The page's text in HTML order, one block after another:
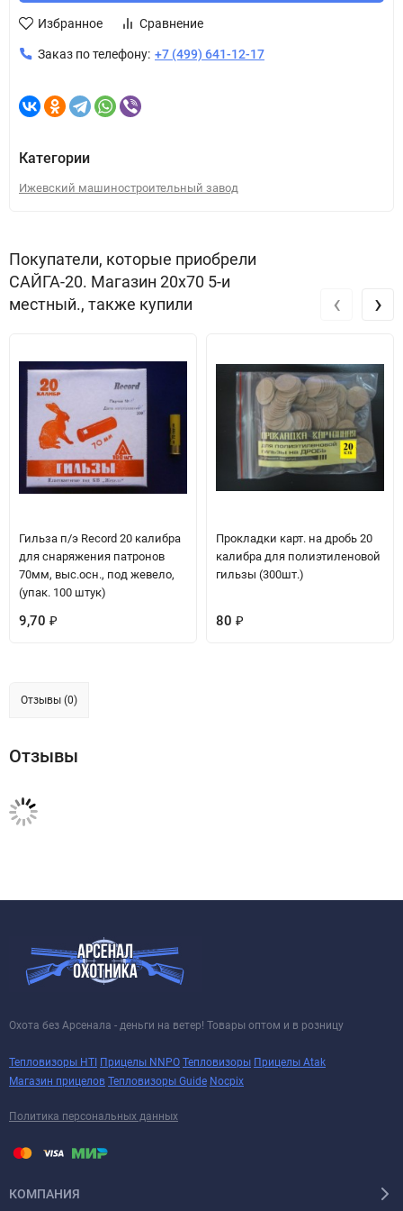
Избранное Сравнение
Заказ по телефону: +7 (499) 641-12-17
Категории
Ижевский машиностроительный завод
Покупатели, которые приобрели
САЙГА-20. Магазин 20х70 5-и
местный., также купили
Гильза п/э Record 20 калибра
для снаряжения патронов
70мм, выс.осн., под жевело,
(упак. 100 штук)
9,70 ₽
Прокладки карт. на дробь 20
калибра для полиэтиленовой
гильзы (300шт.)
80 ₽
‹ ›
Отзывы (0)
Отзывы
Охота без Арсенала - деньги на ветер! Товары оптом и в розницу
Тепловизоры HTI Прицелы NNPO Тепловизоры Прицелы Atak
Магазин прицелов Тепловизоры Guide Nocpix
Политика персональных данных
КОМПАНИЯ